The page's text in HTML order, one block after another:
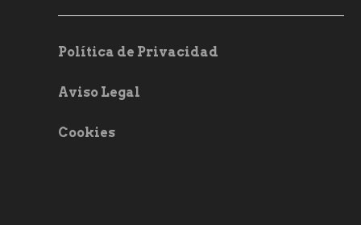
Política de Privacidad
Aviso Legal
Cookies